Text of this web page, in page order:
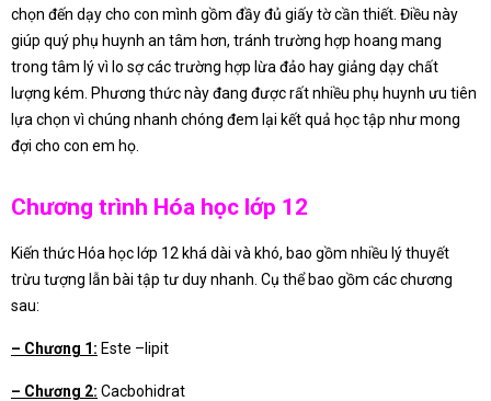
chọn đến dạy cho con mình gồm đầy đủ giấy tờ cần thiết. Điều này
giúp quý phụ huynh an tâm hơn, tránh trường hợp hoang mang
trong tâm lý vì lo sợ các trường hợp lừa đảo hay giảng dạy chất
lượng kém. Phương thức này đang được rất nhiều phụ huynh ưu tiên
lựa chọn vì chúng nhanh chóng đem lại kết quả học tập như mong
đợi cho con em họ.
Chương trình Hóa học lớp 12
Kiến thức Hóa học lớp 12 khá dài và khó, bao gồm nhiều lý thuyết
trừu tượng lẫn bài tập tư duy nhanh. Cụ thể bao gồm các chương
sau:
– Chương 1: Este –lipit
– Chương 2: Cacbohidrat